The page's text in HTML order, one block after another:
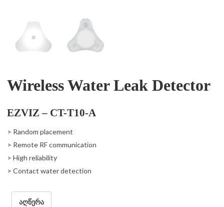
Wireless Water Leak Detector
EZVIZ – CT-T10-A
> Random placement
> Remote RF communication
> High reliability
> Contact water detection
აღწერა